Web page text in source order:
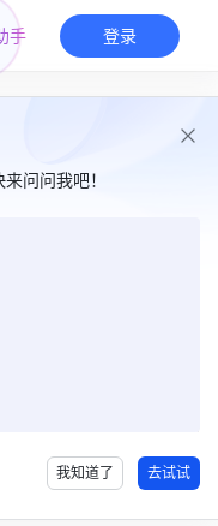
手
问问我吧！
我知道了 去试试
登录